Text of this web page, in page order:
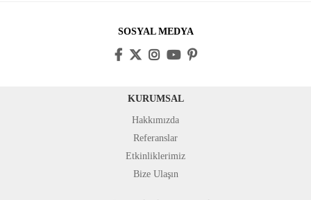
SOSYAL MEDYA
KURUMSAL
Hakkımızda
Referanslar
Etkinliklerimiz
Bize Ulaşın